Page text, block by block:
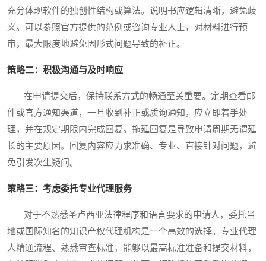
充分体现软件的独创性结构或算法。说明书应逻辑清晰，避免歧
义。可以参照官方提供的范例或咨询专业人士，对材料进行预
审，最大限度地避免因形式问题导致的补正。
策略二：积极沟通与及时响应
在申请提交后，保持联系方式的畅通至关重要。定期查看邮
件或官方通知渠道，一旦收到补正或质询通知，应立即着手处
理，并在规定期限内完成回复。拖延回复是导致申请周期无谓延
长的主要原因。回复内容应力求准确、专业、直接针对问题，避
免引发次生疑问。
策略三：考虑委托专业代理服务
对于不熟悉圣卢西亚法律程序和语言要求的申请人，委托当
地或国际知名的知识产权代理机构是一个高效的选择。专业代理
人精通流程、熟悉审查标准，能够以最高标准准备和提交材料，